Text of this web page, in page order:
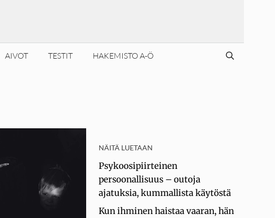
AIVOT TESTIT HAKEMISTO A-Ö
NÄITÄ LUETAAN
Psykoosipiirteinen
persoonallisuus – outoja
ajatuksia, kummallista käytöstä
Kun ihminen haistaa vaaran, hän